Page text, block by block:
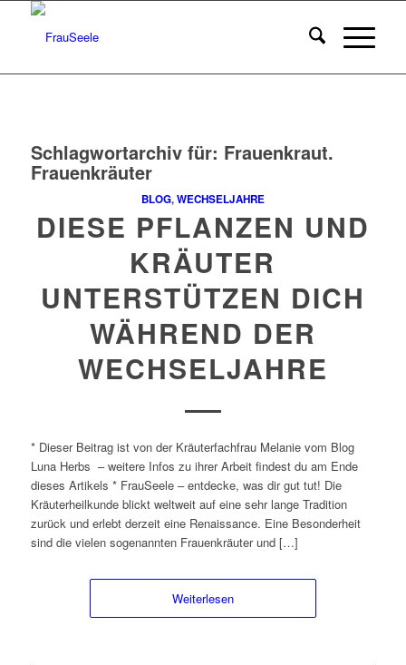
Schlagwortarchiv für: Frauenkraut.
Frauenkräuter
BLOG,WECHSELJAHRE
DIESE PFLANZEN UND
KRÄUTER
UNTERSTÜTZEN DICH
WÄHREND DER
WECHSELJAHRE
* Dieser Beitrag ist von der Kräuterfachfrau Melanie vom Blog
Luna Herbs – weitere Infos zu ihrer Arbeit findest du am Ende
dieses Artikels * FrauSeele – entdecke, was dir gut tut! Die
Kräuterheilkunde blickt weltweit auf eine sehr lange Tradition
zurück und erlebt derzeit eine Renaissance. Eine Besonderheit
sind die vielen sogenannten Frauenkräuter und […]
Weiterlesen